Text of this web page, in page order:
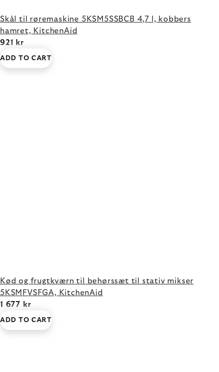
Skål til røremaskine 5KSM5SSBCB 4,7 l, kobbers
hamret, KitchenAid
921 kr
ADD TO CART
Kød og frugtkværn til behørssæt til stativ mikser
5KSMFVSFGA, KitchenAid
1 677 kr
ADD TO CART